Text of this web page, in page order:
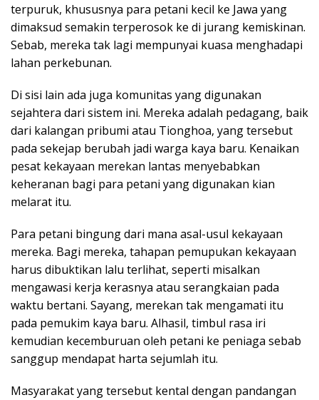
terpuruk, khususnya para petani kecil ke Jawa yang
dimaksud semakin terperosok ke di jurang kemiskinan.
Sebab, mereka tak lagi mempunyai kuasa menghadapi
lahan perkebunan.
Di sisi lain ada juga komunitas yang digunakan
sejahtera dari sistem ini. Mereka adalah pedagang, baik
dari kalangan pribumi atau Tionghoa, yang tersebut
pada sekejap berubah jadi warga kaya baru. Kenaikan
pesat kekayaan merekan lantas menyebabkan
keheranan bagi para petani yang digunakan kian
melarat itu.
Para petani bingung dari mana asal-usul kekayaan
mereka. Bagi mereka, tahapan pemupukan kekayaan
harus dibuktikan lalu terlihat, seperti misalkan
mengawasi kerja kerasnya atau serangkaian pada
waktu bertani. Sayang, merekan tak mengamati itu
pada pemukim kaya baru. Alhasil, timbul rasa iri
kemudian kecemburuan oleh petani ke peniaga sebab
sanggup mendapat harta sejumlah itu.
Masyarakat yang tersebut kental dengan pandangan